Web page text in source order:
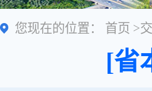
您现在的位置： 首页 >
[省